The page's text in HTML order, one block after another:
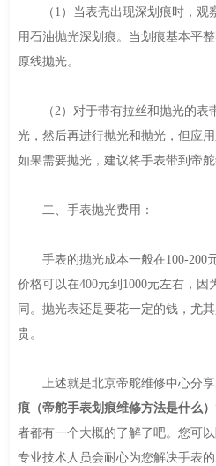
（1）当表壳出现深划痕时，观
用石油抛光深划痕。当划痕基本平
原线抛光。
（2）对于带有拉丝和抛光的表
光，然后再进行抛光和抛光，但应
如果需要抛光，建议将手表带到帝舵
二、手表抛光费用：
手表的抛光成本一般在100-200
价格可以在400元到1000元左右，
同。抛光表还是要花一定的钱，尤
贵。
上述就是北京帝舵维修中心分享
痕（帝舵手表划痕维修方法是什么）
者都有一个大概的了解了吧。您可
专业技术人员会耐心为您解决手表